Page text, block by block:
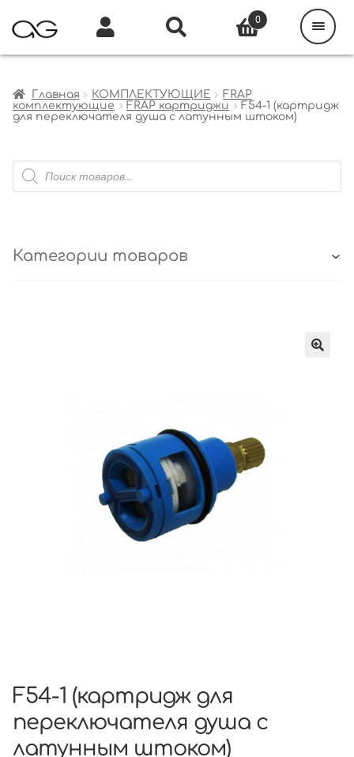
Главная КОМПЛЕКТУЮЩИЕ
FRAP
комплектующие
FRAP картриджи
F54-1 (картридж
для переключателя душа с латунным штоком)
Поиск
товаров
Категории товаров
F54-1 (картридж для
переключателя душа с
латунным штоком)
0